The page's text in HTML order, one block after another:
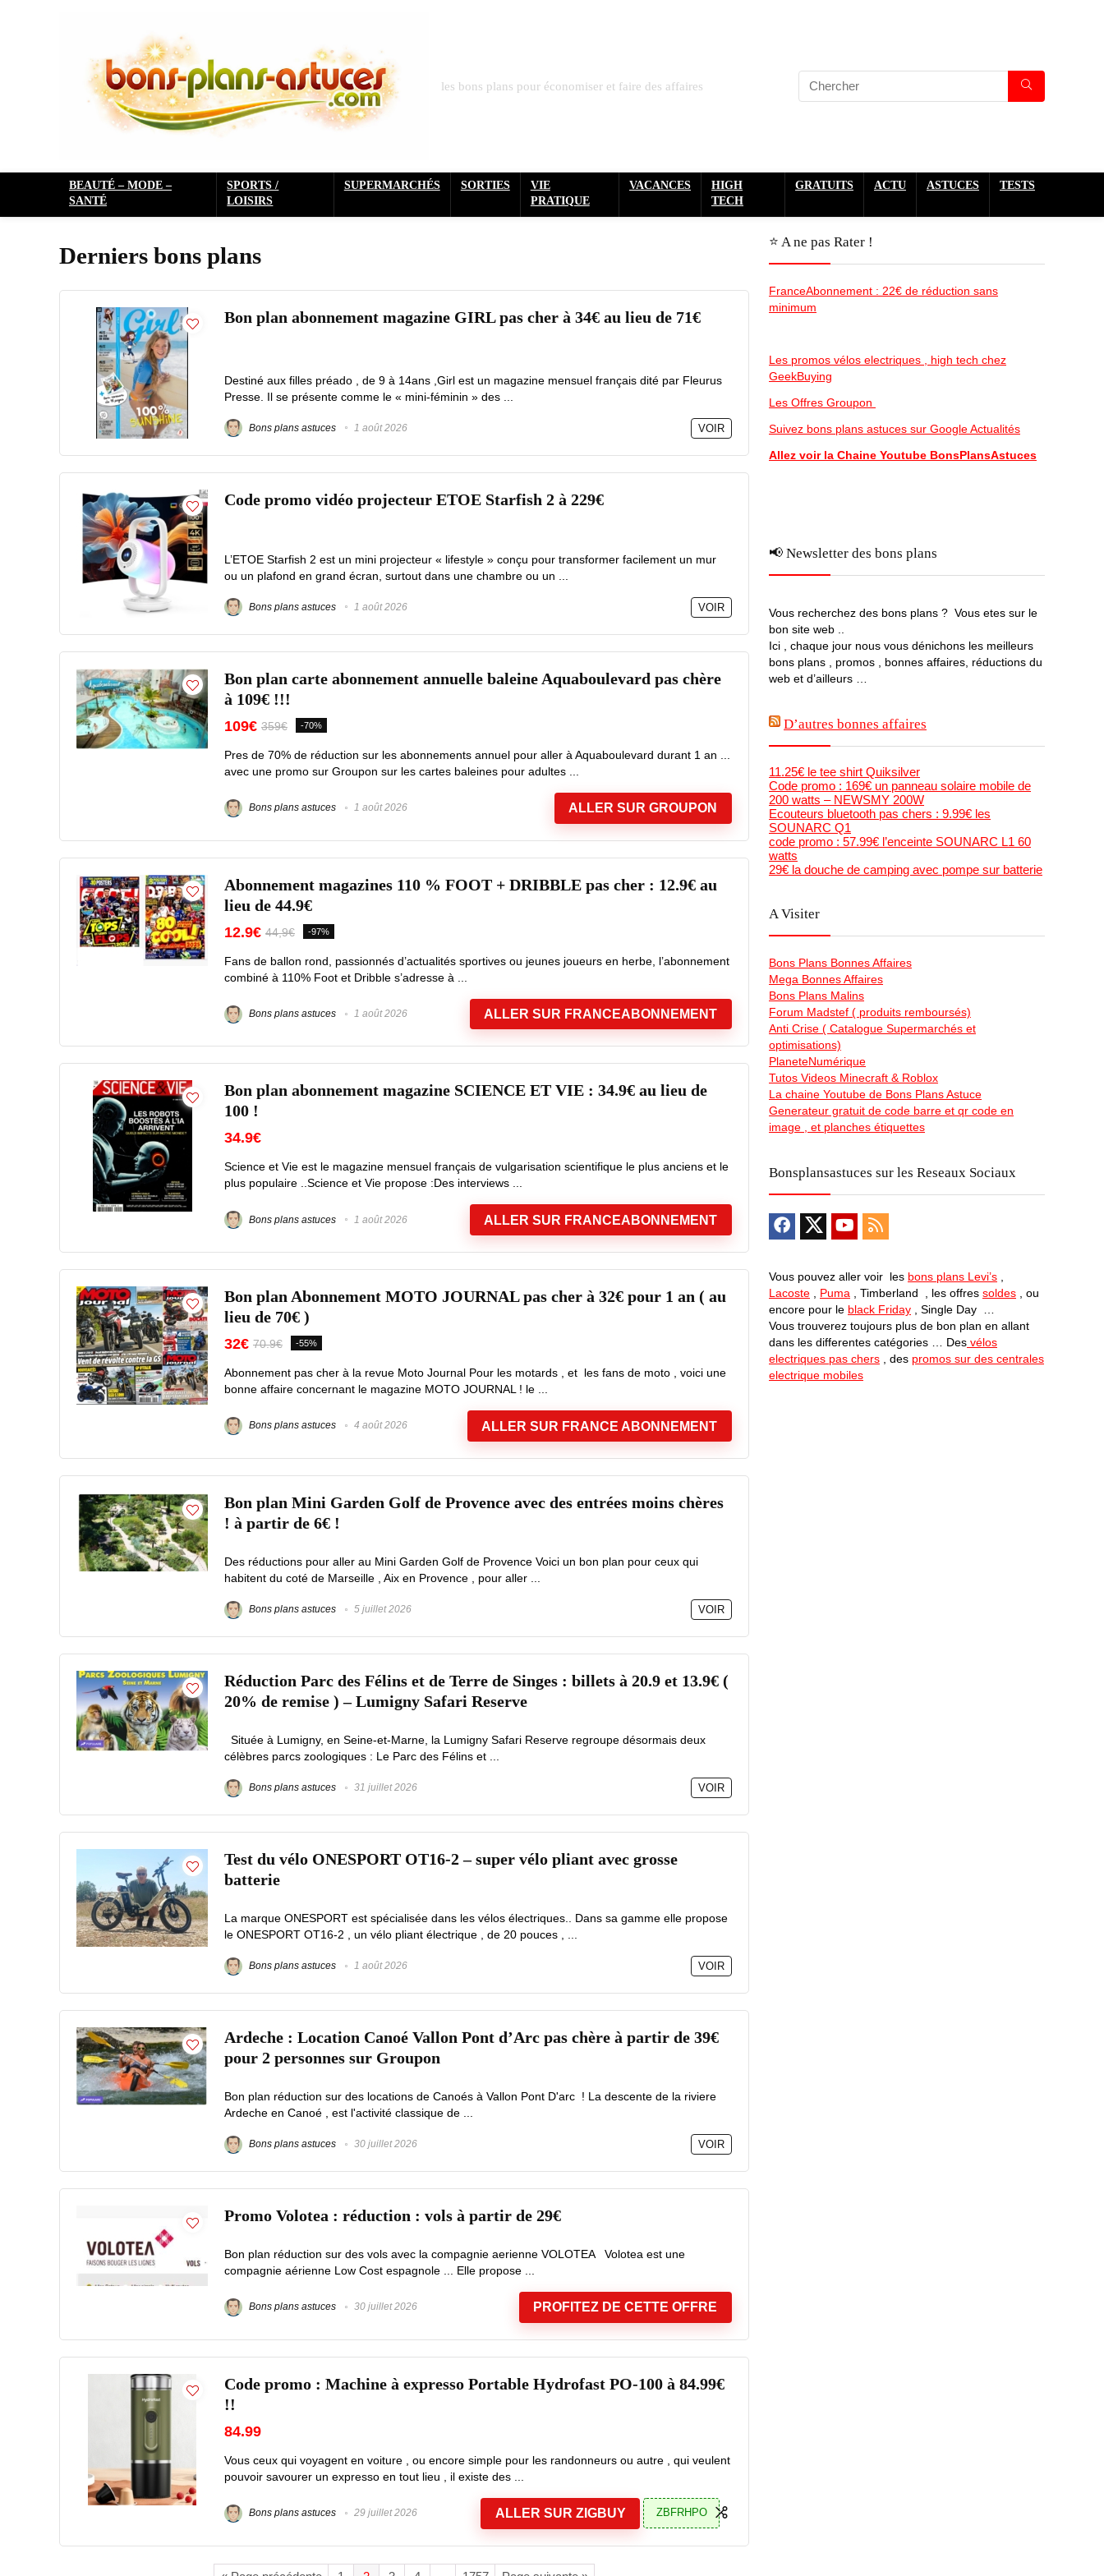
les bons plans pour économiser et faire des affaires
BEAUTÉ – MODE –
SANTÉ
SPORTS /
LOISIRS
SUPERMARCHÉS SORTIES
VIE
PRATIQUE
VACANCES
HIGH
TECH
GRATUITS ACTU ASTUCES TESTS
Derniers bons plans
Bon plan abonnement magazine GIRL pas cher à 34€ au lieu de 71€
Destiné aux filles préado , de 9 à 14ans ,Girl est un magazine mensuel français dité par Fleurus
Presse. Il se présente comme le « mini-féminin » des ...
Bons plans astuces 1 août 2026 VOIR
Code promo vidéo projecteur ETOE Starfish 2 à 229€
L’ETOE Starfish 2 est un mini projecteur « lifestyle » conçu pour transformer facilement un mur
ou un plafond en grand écran, surtout dans une chambre ou un ...
Bons plans astuces 1 août 2026 VOIR
Bon plan carte abonnement annuelle baleine Aquaboulevard pas chère
à 109€ !!!
109€ 359€ -70%
Pres de 70% de réduction sur les abonnements annuel pour aller à Aquaboulevard durant 1 an ...
avec une promo sur Groupon sur les cartes baleines pour adultes ...
Bons plans astuces 1 août 2026 ALLER SUR GROUPON
Abonnement magazines 110 % FOOT + DRIBBLE pas cher : 12.9€ au
lieu de 44.9€
12.9€ 44,9€ -97%
Fans de ballon rond, passionnés d’actualités sportives ou jeunes joueurs en herbe, l’abonnement
combiné à 110% Foot et Dribble s’adresse à ...
Bons plans astuces 1 août 2026 ALLER SUR FRANCEABONNEMENT
Bon plan abonnement magazine SCIENCE ET VIE : 34.9€ au lieu de
100 !
34.9€
Science et Vie est le magazine mensuel français de vulgarisation scientifique le plus anciens et le
plus populaire ..Science et Vie propose :Des interviews ...
Bons plans astuces 1 août 2026 ALLER SUR FRANCEABONNEMENT
Bon plan Abonnement MOTO JOURNAL pas cher à 32€ pour 1 an ( au
lieu de 70€ )
32€ 70.9€ -55%
Abonnement pas cher à la revue Moto Journal Pour les motards , et les fans de moto , voici une
bonne affaire concernant le magazine MOTO JOURNAL ! le ...
Bons plans astuces 4 août 2026 ALLER SUR FRANCE ABONNEMENT
Bon plan Mini Garden Golf de Provence avec des entrées moins chères
! à partir de 6€ !
Des réductions pour aller au Mini Garden Golf de Provence Voici un bon plan pour ceux qui
habitent du coté de Marseille , Aix en Provence , pour aller ...
Bons plans astuces 5 juillet 2026 VOIR
Réduction Parc des Félins et de Terre de Singes : billets à 20.9 et 13.9€ (
20% de remise ) – Lumigny Safari Reserve
Située à Lumigny, en Seine-et-Marne, la Lumigny Safari Reserve regroupe désormais deux
célèbres parcs zoologiques : Le Parc des Félins et ...
Bons plans astuces 31 juillet 2026 VOIR
Test du vélo ONESPORT OT16-2 – super vélo pliant avec grosse
batterie
La marque ONESPORT est spécialisée dans les vélos électriques.. Dans sa gamme elle propose
le ONESPORT OT16-2 , un vélo pliant électrique , de 20 pouces , ...
Bons plans astuces 1 août 2026 VOIR
Ardeche : Location Canoé Vallon Pont d’Arc pas chère à partir de 39€
pour 2 personnes sur Groupon
Bon plan réduction sur des locations de Canoés à Vallon Pont D'arc ! La descente de la riviere
Ardeche en Canoé , est l'activité classique de ...
Bons plans astuces 30 juillet 2026 VOIR
Promo Volotea : réduction : vols à partir de 29€
Bon plan réduction sur des vols avec la compagnie aerienne VOLOTEA Volotea est une
compagnie aérienne Low Cost espagnole ... Elle propose ...
Bons plans astuces 30 juillet 2026 PROFITEZ DE CETTE OFFRE
Code promo : Machine à expresso Portable Hydrofast PO-100 à 84.99€
!!
84.99
Vous ceux qui voyagent en voiture , ou encore simple pour les randonneurs ou autre , qui veulent
pouvoir savourer un expresso en tout lieu , il existe des ...
Bons plans astuces 29 juillet 2026 ALLER SUR ZIGBUY ZBFRHPO
⭐️ A ne pas Rater !
FranceAbonnement : 22€ de réduction sans
minimum
Les promos vélos electriques , high tech chez
GeekBuying
Les Offres Groupon
Suivez bons plans astuces sur Google Actualités
Allez voir la Chaine Youtube BonsPlansAstuces
📢 Newsletter des bons plans
Vous recherchez des bons plans ? Vous etes sur le
bon site web ..
Ici , chaque jour nous vous dénichons les meilleurs
bons plans , promos , bonnes affaires, réductions du
web et d’ailleurs …
D’autres bonnes affaires
11.25€ le tee shirt Quiksilver
Code promo : 169€ un panneau solaire mobile de
200 watts – NEWSMY 200W
Ecouteurs bluetooth pas chers : 9.99€ les
SOUNARC Q1
code promo : 57.99€ l’enceinte SOUNARC L1 60
watts
29€ la douche de camping avec pompe sur batterie
A Visiter
Bons Plans Bonnes Affaires
Mega Bonnes Affaires
Bons Plans Malins
Forum Madstef ( produits remboursés)
Anti Crise ( Catalogue Supermarchés et
optimisations)
PlaneteNumérique
Tutos Videos Minecraft & Roblox
La chaine Youtube de Bons Plans Astuce
Generateur gratuit de code barre et qr code en
image , et planches étiquettes
Bonsplansastuces sur les Reseaux Sociaux
Vous pouvez aller voir les bons plans Levi’s
Lacoste
Puma , Timberland , les offres soldes , ou
encore pour le black Friday , Single Day …
Vous trouverez toujours plus de bon plan en allant
dans les differentes catégories … Des vélos
electriques pas chers , des promos sur des centrales
electrique mobiles